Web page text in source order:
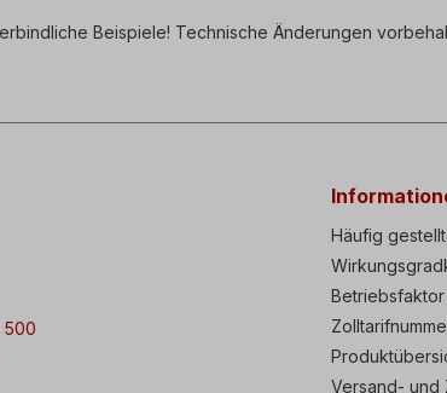
Beispiele! Technische Änderungen
500
Häufig
Versand- und